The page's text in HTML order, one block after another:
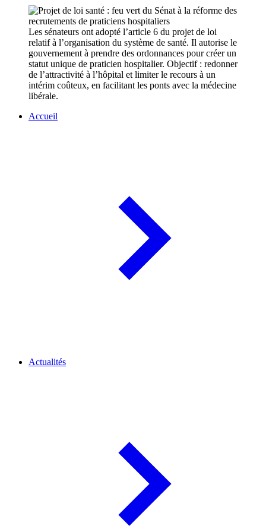
Les sénateurs ont adopté l’article 6 du projet de loi
relatif à l’organisation du système de santé. Il autorise le
gouvernement à prendre des ordonnances pour créer un
statut unique de praticien hospitalier. Objectif : redonner
de l’attractivité à l’hôpital et limiter le recours à un
intérim coûteux, en facilitant les ponts avec la médecine
libérale.
Accueil
Actualités